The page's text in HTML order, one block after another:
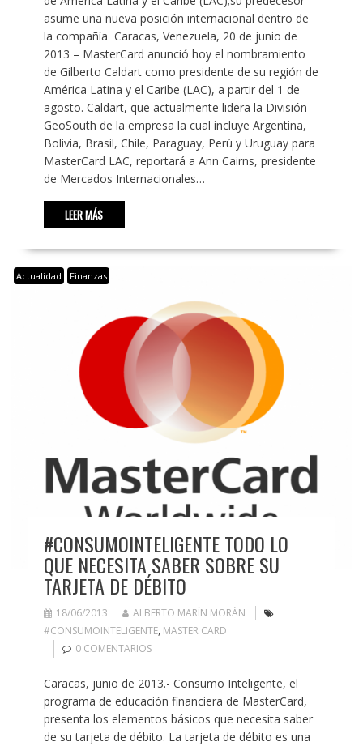
asume una nueva posición internacional dentro de
la compañía Caracas, Venezuela, 20 de junio de
2013 – MasterCard anunció hoy el nombramiento
de Gilberto Caldart como presidente de su región de
América Latina y el Caribe (LAC), a partir del 1 de
agosto. Caldart, que actualmente lidera la División
GeoSouth de la empresa la cual incluye Argentina,
Bolivia, Brasil, Chile, Paraguay, Perú y Uruguay para
MasterCard LAC, reportará a Ann Cairns, presidente
de Mercados Internacionales…
LEER MÁS
Actualidad Finanzas
#CONSUMOINTELIGENTE TODO LO
QUE NECESITA SABER SOBRE SU
TARJETA DE DÉBITO
18/06/2013
ALBERTO MARÍN MORÁN
#CONSUMOINTELIGENTE, MASTER CARD
0 COMENTARIOS
Caracas, junio de 2013.- Consumo Inteligente, el
programa de educación financiera de MasterCard,
presenta los elementos básicos que necesita saber
de su tarjeta de débito. La tarjeta de débito es una